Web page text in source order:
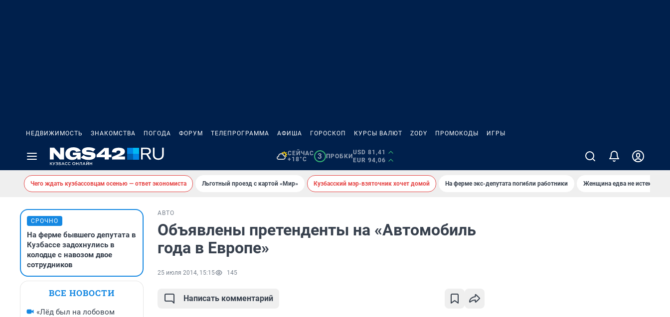
НЕДВИЖИМОСТЬ ЗНАКОМСТВА ПОГОДА ФОРУМ ТЕЛЕПРОГРАММА АФИША ГОРОСКОП КУРСЫ ВАЛЮТ ZODY ПРОМОКОДЫ ИГРЫ
СЕЙЧАС
+18°C
3 ПРОБКИ
USD 81,41
EUR 94,06
Чего ждать кузбассовцам осенью — ответ экономиста Льготный проезд с картой «Мир» Кузбасский мэр-взяточник хочет домой На ферме экс-депутата погибли работники Женщина едва не истекла
СРОЧНО
На ферме бывшего депутата в
Кузбассе задохнулись в
колодце с навозом двое
сотрудников
ВСЕ НОВОСТИ
«Лёд был на лобовом
АВТО
Объявлены претенденты на «Автомобиль
года в Европе»
25 июля 2014, 15:15 145
Написать комментарий